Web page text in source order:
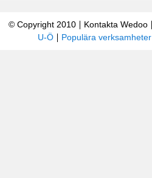
© Copyright 2010 Kontakta Wedoo
U-Ö
Populära verksamheter